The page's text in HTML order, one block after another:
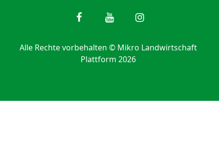
Alle Rechte vorbehalten © Mikro Landwirtschaft
Plattform 2026